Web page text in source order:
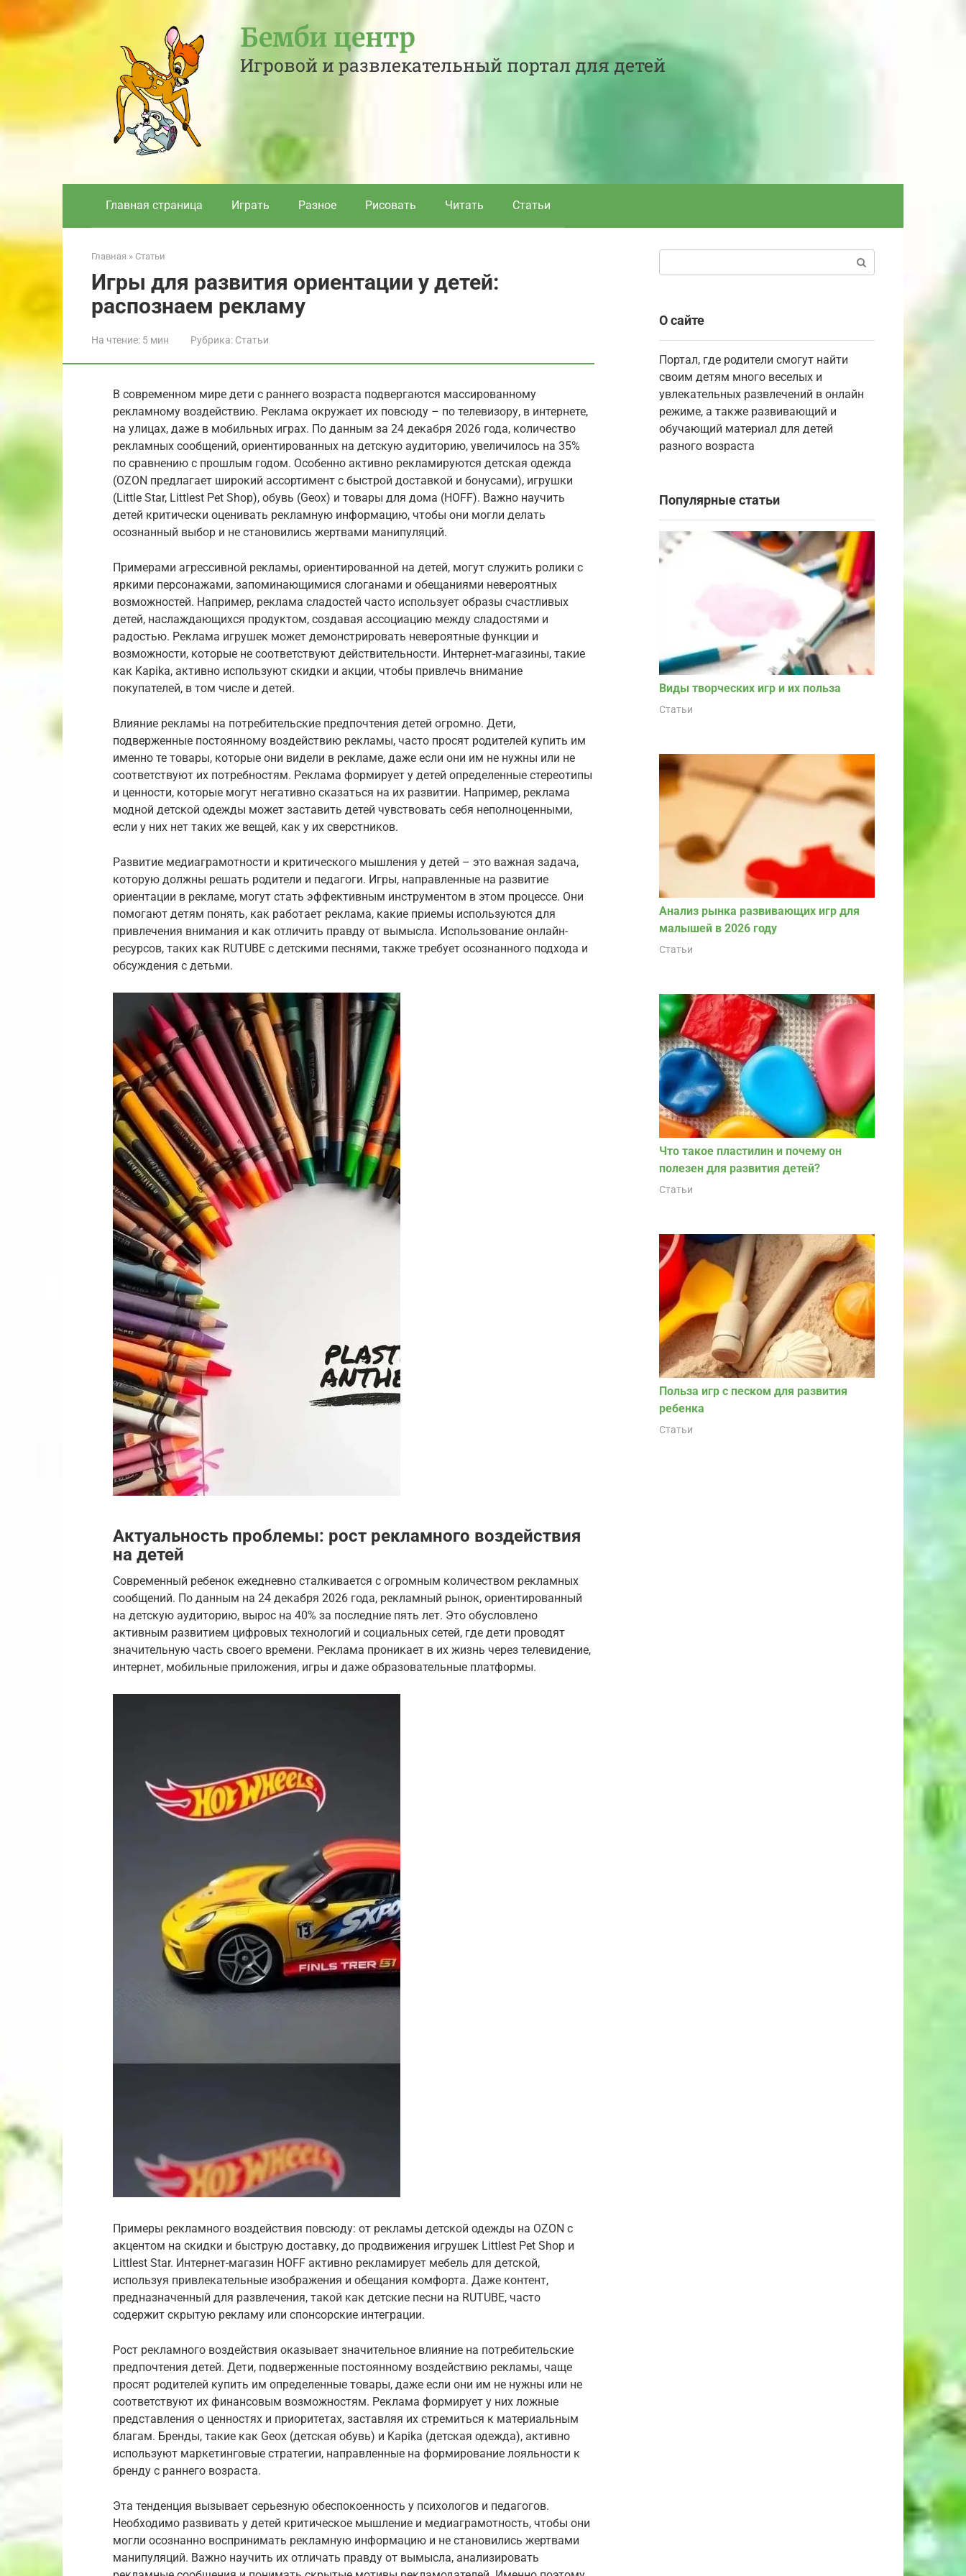
контенту
Бемби центр
Игровой и развлекательный портал для детей
Главная страница Играть Разное Рисовать Читать Статьи
Главная » Статьи
Игры для развития ориентации у детей:
распознаем рекламу
На чтение: 5 мин Рубрика: Статьи
В современном мире дети с раннего возраста подвергаются массированному
рекламному воздействию. Реклама окружает их повсюду – по телевизору, в интернете,
на улицах, даже в мобильных играх. По данным за 24 декабря 2026 года, количество
рекламных сообщений, ориентированных на детскую аудиторию, увеличилось на 35%
по сравнению с прошлым годом. Особенно активно рекламируются детская одежда
(OZON предлагает широкий ассортимент с быстрой доставкой и бонусами), игрушки
(Little Star, Littlest Pet Shop), обувь (Geox) и товары для дома (HOFF). Важно научить
детей критически оценивать рекламную информацию, чтобы они могли делать
осознанный выбор и не становились жертвами манипуляций.
Примерами агрессивной рекламы, ориентированной на детей, могут служить ролики с
яркими персонажами, запоминающимися слоганами и обещаниями невероятных
возможностей. Например, реклама сладостей часто использует образы счастливых
детей, наслаждающихся продуктом, создавая ассоциацию между сладостями и
радостью. Реклама игрушек может демонстрировать невероятные функции и
возможности, которые не соответствуют действительности. Интернет-магазины, такие
как Kapika, активно используют скидки и акции, чтобы привлечь внимание
покупателей, в том числе и детей.
Влияние рекламы на потребительские предпочтения детей огромно. Дети,
подверженные постоянному воздействию рекламы, часто просят родителей купить им
именно те товары, которые они видели в рекламе, даже если они им не нужны или не
соответствуют их потребностям. Реклама формирует у детей определенные стереотипы
и ценности, которые могут негативно сказаться на их развитии. Например, реклама
модной детской одежды может заставить детей чувствовать себя неполноценными,
если у них нет таких же вещей, как у их сверстников.
Развитие медиаграмотности и критического мышления у детей – это важная задача,
которую должны решать родители и педагоги. Игры, направленные на развитие
ориентации в рекламе, могут стать эффективным инструментом в этом процессе. Они
помогают детям понять, как работает реклама, какие приемы используются для
привлечения внимания и как отличить правду от вымысла. Использование онлайн-
ресурсов, таких как RUTUBE с детскими песнями, также требует осознанного подхода и
обсуждения с детьми.
Актуальность проблемы: рост рекламного воздействия
на детей
Современный ребенок ежедневно сталкивается с огромным количеством рекламных
сообщений. По данным на 24 декабря 2026 года, рекламный рынок, ориентированный
на детскую аудиторию, вырос на 40% за последние пять лет. Это обусловлено
активным развитием цифровых технологий и социальных сетей, где дети проводят
значительную часть своего времени. Реклама проникает в их жизнь через телевидение,
интернет, мобильные приложения, игры и даже образовательные платформы.
Примеры рекламного воздействия повсюду: от рекламы детской одежды на OZON с
акцентом на скидки и быструю доставку, до продвижения игрушек Littlest Pet Shop и
Littlest Star. Интернет-магазин HOFF активно рекламирует мебель для детской,
используя привлекательные изображения и обещания комфорта. Даже контент,
предназначенный для развлечения, такой как детские песни на RUTUBE, часто
содержит скрытую рекламу или спонсорские интеграции.
Рост рекламного воздействия оказывает значительное влияние на потребительские
предпочтения детей. Дети, подверженные постоянному воздействию рекламы, чаще
просят родителей купить им определенные товары, даже если они им не нужны или не
соответствуют их финансовым возможностям. Реклама формирует у них ложные
представления о ценностях и приоритетах, заставляя их стремиться к материальным
благам. Бренды, такие как Geox (детская обувь) и Kapika (детская одежда), активно
используют маркетинговые стратегии, направленные на формирование лояльности к
бренду с раннего возраста.
Эта тенденция вызывает серьезную обеспокоенность у психологов и педагогов.
Необходимо развивать у детей критическое мышление и медиаграмотность, чтобы они
могли осознанно воспринимать рекламную информацию и не становились жертвами
манипуляций. Важно научить их отличать правду от вымысла, анализировать
О сайте
Портал, где родители смогут найти
своим детям много веселых и
увлекательных развлечений в онлайн
режиме, а также развивающий и
обучающий материал для детей
разного возраста
Популярные статьи
Виды творческих игр и их польза
Статьи
Анализ рынка развивающих игр для
малышей в 2026 году
Статьи
Что такое пластилин и почему он
полезен для развития детей?
Статьи
Польза игр с песком для развития
ребенка
Статьи